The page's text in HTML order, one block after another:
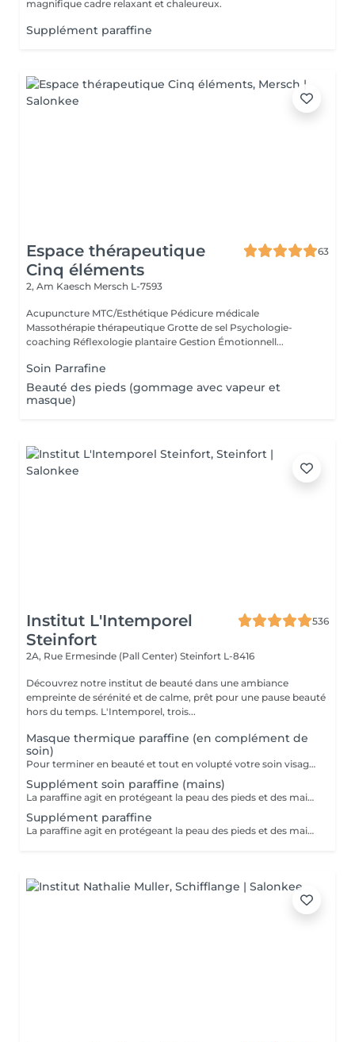
magnifique cadre relaxant et chaleureux.
Supplément paraffine
Espace thérapeutique
Cinq éléments
63
2, Am Kaesch Mersch L-7593
Acupuncture MTC/Esthétique Pédicure médicale
Massothérapie thérapeutique Grotte de sel Psychologie-
coaching Réflexologie plantaire Gestion Émotionnell...
Soin Parrafine
Beauté des pieds (gommage avec vapeur et
masque)
Institut L'Intemporel
Steinfort
536
2A, Rue Ermesinde (Pall Center) Steinfort L-8416
Découvrez notre institut de beauté dans une ambiance
empreinte de sérénité et de calme, prêt pour une pause beauté
hors du temps. L'Intemporel, trois...
Masque thermique paraffine (en complément de
soin)
Pour terminer en beauté et tout en volupté votre soin visage, nous vous proposons le 'double masque '. Cela consiste en une application d'un masque crème bourré d'actifs hydratants/régénérants/anti-âge ou anti-oxydants suivi d'un bain de paraffine tiède. Ceci permet la pénétration intégrale du masque crème grâce à la chaleur de la paraffine et un fin de soin en douceur grâce aux actifs de la paraffine adoucissants et calmants. Une véritable sensation de détente.
Supplément soin paraffine (mains)
La paraffine agit en protégeant la peau des pieds et des mains contre les agressions extérieures. Sa capacité de rétention d'eau favorise l'hydratation de la peau. Le traitement à la paraffine est idéal pour avoir des membres lisses. En effet, ce produit procure un effet rajeunissant à la peau, en plus de l'adoucir. Uniquement avec un service de manucurie effectué à l'institut le même jour
Supplément paraffine
La paraffine agit en protégeant la peau des pieds et des mains contre les agressions extérieures. Sa capacité de rétention d'eau favorise l'hydratation de la peau. Le traitement à la paraffine est idéal pour avoir des membres lisses. En effet, ce produit procure un effet rajeunissant à la peau, en plus de l'adoucir. Uniquement avec un service de beauté des pieds ou de pédicurie effectué à l'institut le même jour